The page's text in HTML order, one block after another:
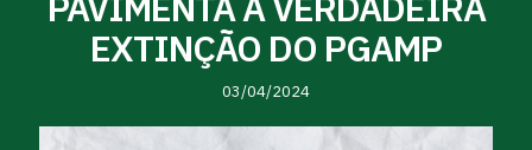
EXTINÇÃO DO PGAMP
03/04/2024